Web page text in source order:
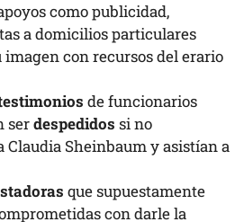
como publicidad,
a domicilios particulares
con recursos del erario
de funcionarios
serdespedidos si no
Claudia Sheinbaum y asistían a
que supuestamente
con darle la